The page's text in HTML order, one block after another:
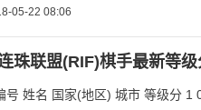
05-22 08:06
珠联盟(RIF)棋手最新等
号 姓名 国家(地区) 城市 等级分